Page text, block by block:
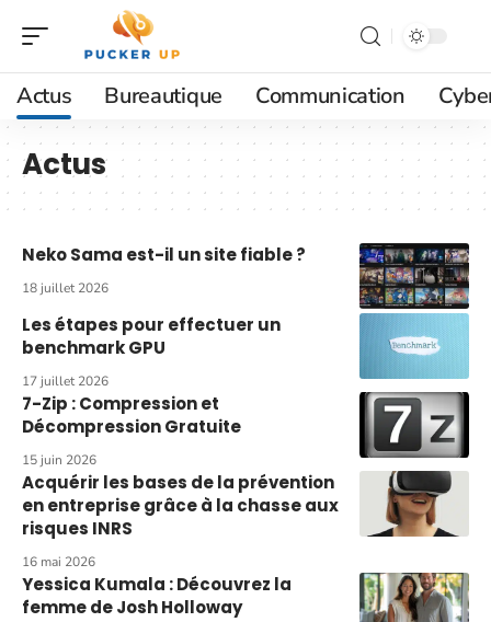
Actus Bureautique Communication
Actus
Neko Sama est-il un site fiable ?
18 juillet 2026
Les étapes pour effectuer un
benchmark GPU
17 juillet 2026
7-Zip : Compression et
Décompression Gratuite
15 juin 2026
Acquérir les bases de la prévention
en entreprise grâce à la chasse aux
risques INRS
16 mai 2026
Yessica Kumala : Découvrez la
femme de Josh Holloway